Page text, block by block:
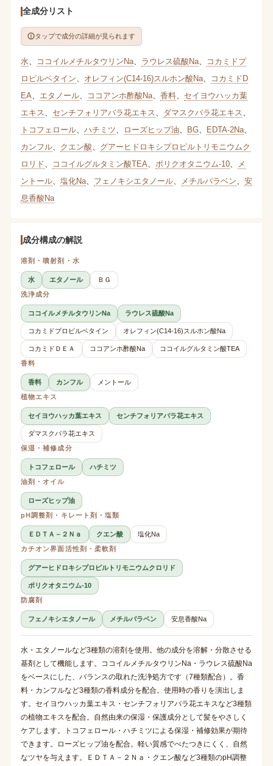
全成分リスト
タップで成分の詳細が見られます
水 ココイルメチルタウリンNa、 ラウレス硫酸Na、
コカミドプ
ロピルベタイン
オレフィン(C14-16)スルホン酸Na、
コカミドD
EA
エタノール、 ココアンホ酢酸Na、 香料、 セイヨウハッカ葉
エキス
センチフォリアバラ花エキス ダマスクバラ花エキス
トコフェロール、 ハチミツ ローズヒップ油 BG、 EDTA-2Na、
カンフル、 クエン酸
グアーヒドロキシプロピルトリモニウムク
ロリド
ココイルグルタミン酸TEA ポリクオタニウム-10、
メ
ントール、 塩化Na、 フェノキシエタノール、 メチルパラベン
安
息香酸Na
成分構成の解説
溶剤・噴射剤・水
水 エタノール
ＢＧ
洗浄成分
ココイルメチルタウリンNa ラウレス硫酸Na
コカミドプロピルベタイン オレフィン(C14-16)スルホン酸Na
コカミドＤＥＡ ココアンホ酢酸Na
ココイルグルタミン酸TEA
香料
香料 カンフル
メントール
植物エキス
セイヨウハッカ葉エキス センチフォリアバラ花エキス
ダマスクバラ花エキス
保湿・補修成分
トコフェロール
ハチミツ
油剤・オイル
ローズヒップ油
pH調整剤・キレート剤・塩類
ＥＤＴＡ－２Ｎａ クエン酸
塩化Na
カチオン界面活性剤・柔軟剤
グアーヒドロキシプロピルトリモニウムクロリド
ポリクオタニウム-10
防腐剤
フェノキシエタノール メチルパラベン 安息香酸Na
水・エタノールなど3種類の溶剤を使用。他の成分を溶解・分散させる
基剤として機能します。ココイルメチルタウリンNa・ラウレス硫酸Na
をベースにした、バランスの取れた洗浄処方です（7種類配合）。香
料・カンフルなど3種類の香料成分を配合。使用時の香りを演出しま
す。セイヨウハッカ葉エキス・センチフォリアバラ花エキスなど3種類
の植物エキスを配合。自然由来の保湿・保護成分として髪をやさしく
ケアします。トコフェロール・ハチミツによる保湿・補修効果が期待
できます。ローズヒップ油を配合。軽い質感でべたつきにくく、自然
なツヤを与えます。ＥＤＴＡ－２Ｎａ・クエン酸など3種類のpH調整